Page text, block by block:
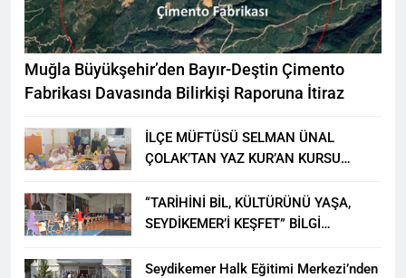
Muğla Büyükşehir’den Bayır-Deştin Çimento
Fabrikası Davasında Bilirkişi Raporuna İtiraz
İLÇE MÜFTÜSÜ SELMAN ÜNAL
ÇOLAK’TAN YAZ KUR’AN KURSU
“TARİHİNİ BİL, KÜLTÜRÜNÜ YAŞA,
SEYDİKEMER’İ KEŞFET” BİLGİ
Seydikemer Halk Eğitimi Merkezi’nden